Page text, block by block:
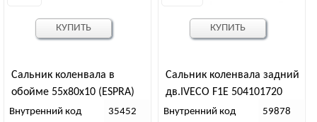
Сальник коленвала в
обойме 55х80х10 (ESPRA)
Внутренний код 35452
КУПИТЬ
Сальник коленвала задний
дв.IVECO F1E 504101720
Внутренний код 59878
КУПИТЬ